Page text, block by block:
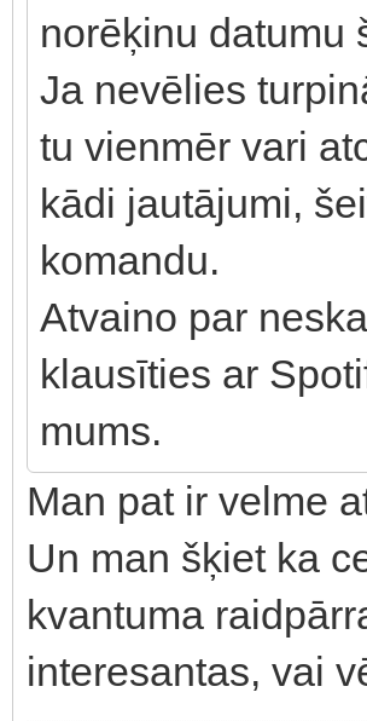
norēķinu datumu
Ja nevēlies
tu vienmēr vari
kādi jautājumi,
komandu.
Atvaino par
klausīties ar
mums.
Man pat ir velme
Un man šķiet ka
kvantuma
interesantas, vai